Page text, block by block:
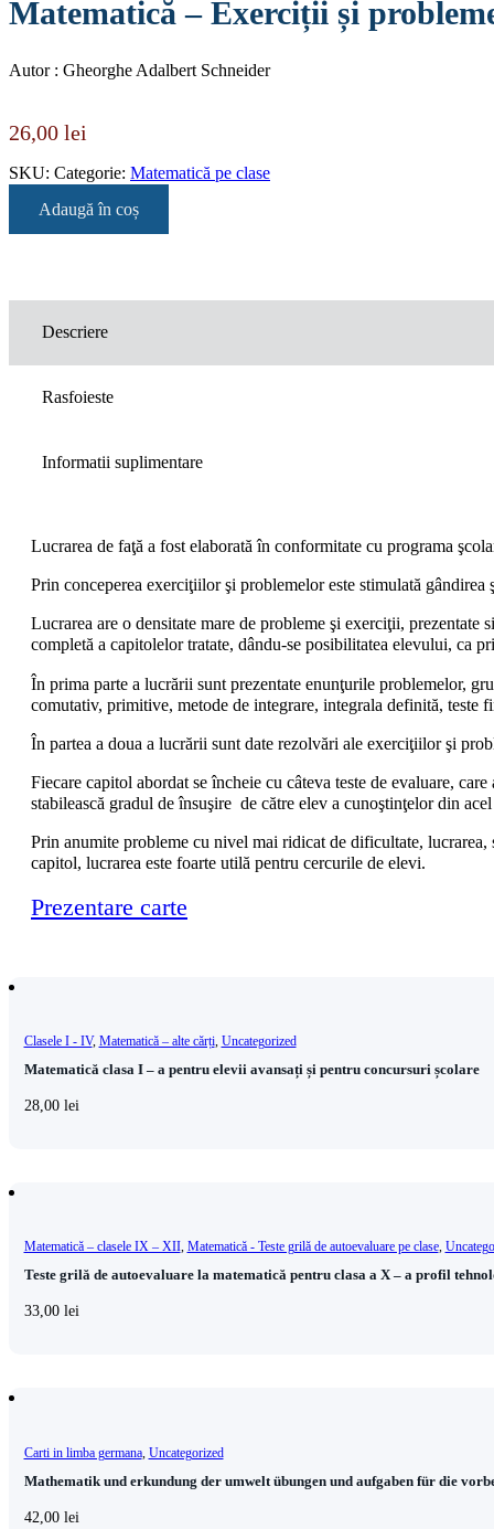
Matematică – Exerciții și
Autor : Gheorghe Adalbert Schneider
26,00 lei
SKU: Categorie: Matematică pe clase
Adaugă în coș
Descriere
Rasfoieste
Informatii suplimentare
Lucrarea de faţă a fost elaborată în conformitate cu programa
Prin conceperea exerciţiilor şi problemelor este stimulată
Lucrarea are o densitate mare de probleme şi exerciţii,
completă a capitolelor tratate, dându-se posibilitatea elevului, ca
În prima parte a lucrării sunt prezentate enunţurile problemelor,
comutativ, primitive, metode de integrare, integrala definită, teste
În partea a doua a lucrării sunt date rezolvări ale exerciţiilor şi
Fiecare capitol abordat se încheie cu câteva teste de evaluare,
stabilească gradul de însuşire de către elev a cunoştinţelor din
Prin anumite probleme cu nivel mai ridicat de dificultate, lucrarea,
capitol, lucrarea este foarte utilă pentru cercurile de elevi.
Prezentare carte
Clasele I - IV, Matematică – alte cărți, Uncategorized
Matematică clasa I – a pentru elevii avansați și pentru concursuri școlare
28,00 lei
Matematică – clasele IX – XII, Matematică - Teste grilă de autoevaluare pe clase,
Teste grilă de autoevaluare la matematică pentru clasa a X – a profil
33,00 lei
Carti in limba germana, Uncategorized
Mathematik und erkundung der umwelt übungen und aufgaben für die
42,00 lei